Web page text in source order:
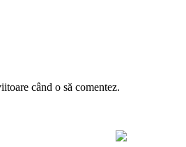
când o să comentez.